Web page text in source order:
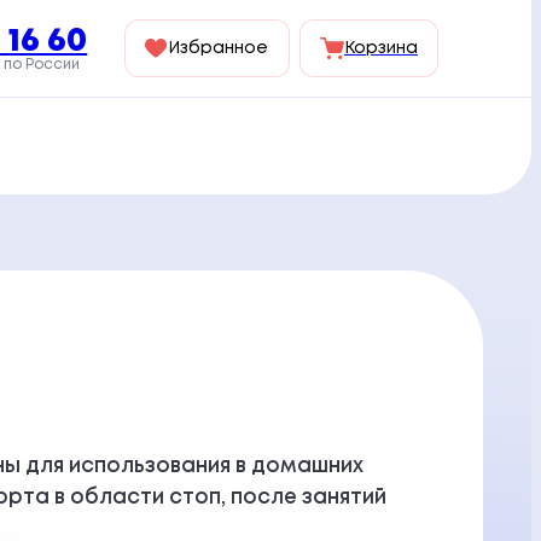
60
России
Избранное Корзина
для использования в домашних
в области стоп, после занятий